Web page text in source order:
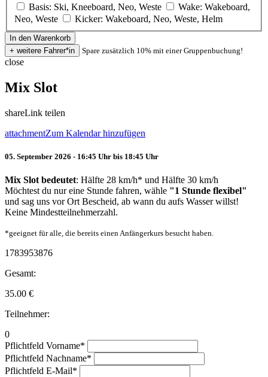
Basis: Ski, Kneeboard, Neo, Weste
Wake: Wakeboard,
Neo, Weste
Kicker: Wakeboard, Neo, Weste, Helm
Spare zusätzlich 10% mit einer Gruppenbuchung!
close
Mix Slot
shareLink teilen
attachmentZum Kalendar hinzufügen
05. September 2026 - 16:45 Uhr bis 18:45 Uhr
Mix Slot bedeutet: Hälfte 28 km/h* und Hälfte 30 km/h
Möchtest du nur eine Stunde fahren, wähle "1 Stunde flexibel"
und sag uns vor Ort Bescheid, ab wann du aufs Wasser willst!
Keine Mindestteilnehmerzahl.
*geeignet für alle, die bereits einen Anfängerkurs besucht haben.
1783953876
Gesamt:
35.00 €
Teilnehmer:
0
Pflichtfeld Vorname*
Pflichtfeld Nachname*
Pflichtfeld E-Mail*